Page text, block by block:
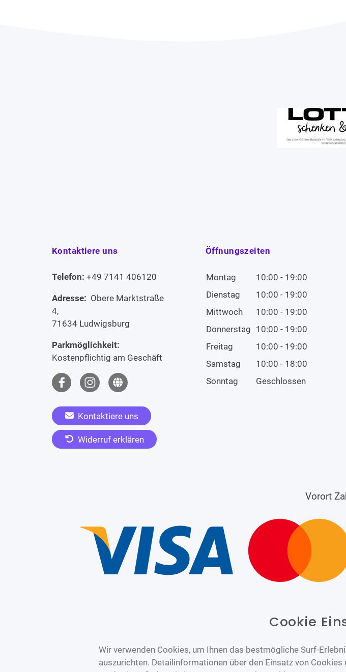
Kontaktiere uns
Telefon: +49 7141 406120
Adresse: Obere Marktstraße
4,
71634 Ludwigsburg
Parkmöglichkeit:
Kostenpflichtig am Geschäft
Kontaktiere uns
Widerruf erklären
Öffnungszeiten
Montag
10:00 - 19:00
Dienstag
10:00 - 19:00
Mittwoch
10:00 - 19:00
Donnerstag 10:00 - 19:00
Freitag
10:00 - 19:00
Samstag
10:00 - 18:00
Sonntag
Geschlossen
Vorort
Cookie
Wir verwenden Cookies, um Ihnen das bestmögliche Surf-
auszurichten. Detailinformationen über den Einsatz von